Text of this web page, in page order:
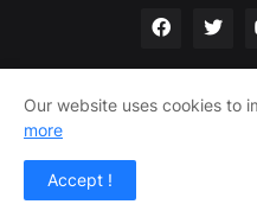
Our website uses cookies to
more
Accept !